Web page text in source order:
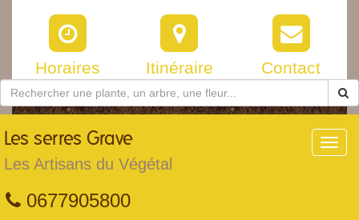
Horaires Itinéraire Contact
Les serres Grave
Les Artisans du Végétal
0677905800